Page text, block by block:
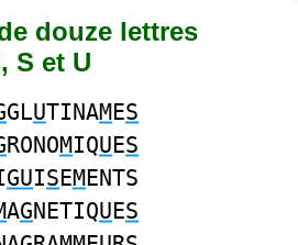
douze lettres
S et U
GLUTINAMES
RONOMIQUES
GUISEMENTS
AGNETIQUES